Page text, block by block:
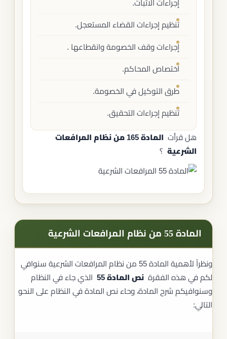
إجراءات الاثبات.
تنظيم إجراءات القضاء المستعجل.
إجراءات وقف الخصومة وانقطاعها .
اختصاص المحاكم.
طرق التوكيل في الخصومة.
تنظيم إجراءات التحقيق.
هل قرأت
المادة 165 من نظام المرافعات
الشرعية ؟
المادة 55 من نظام المرافعات الشرعية
ونظراً لأهمية المادة 55 من نظام المرافعات الشرعية سنوافي
لكم في هذه الفقرة نص المادة 55
الذي جاء في النظام
وسنوافيكم شرح المادة، وحاء نص المادة في النظام على النحو
التالي: